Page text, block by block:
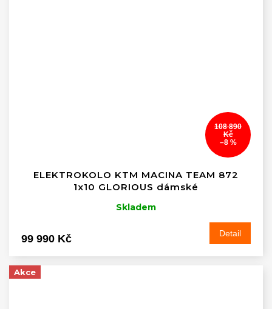
108 890
Kč
–8 %
ELEKTROKOLO KTM MACINA TEAM 872
1x10 GLORIOUS dámské
Skladem
99 990 Kč Detail
Akce